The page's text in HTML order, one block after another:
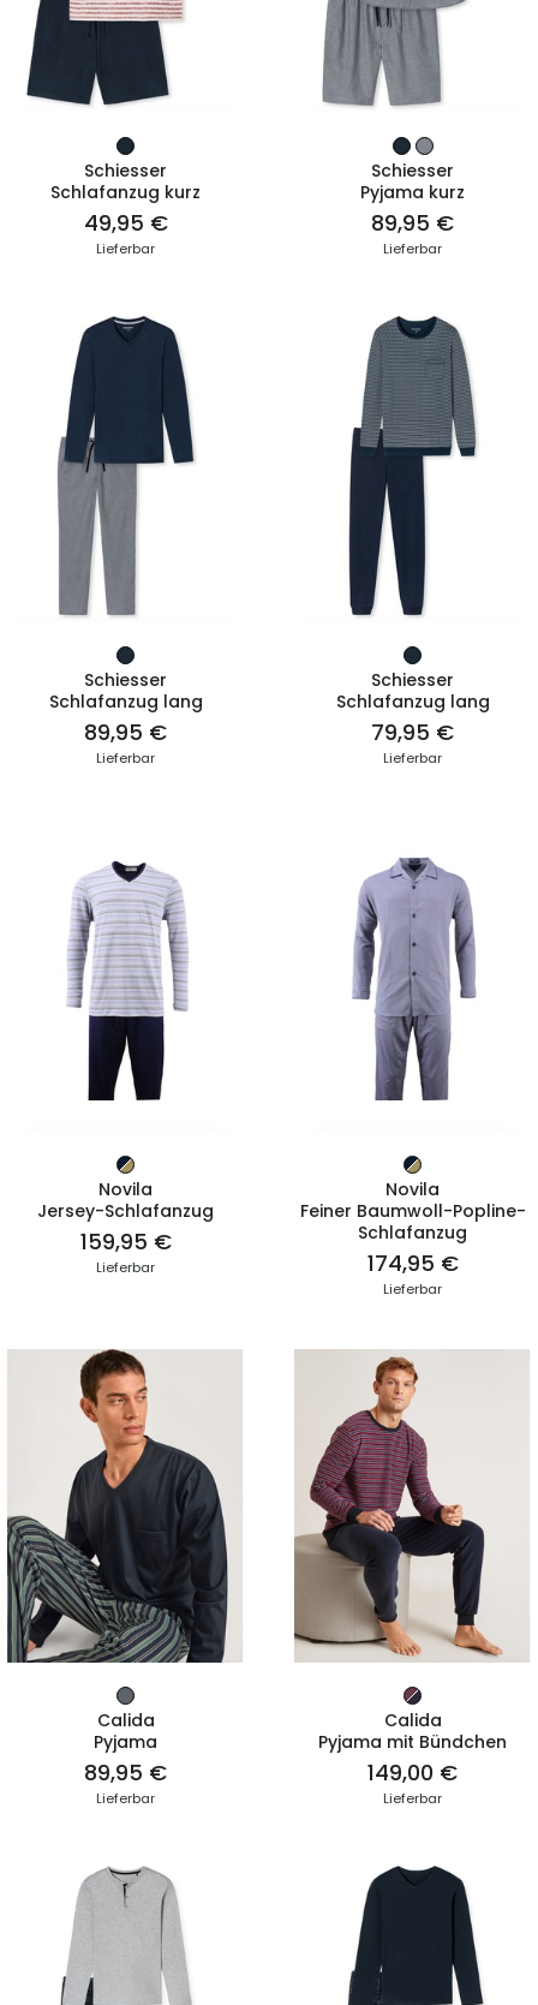
ZUM PRODUKT
Schiesser
Schlafanzug kurz
49,95 €
Lieferbar
ZUM PRODUKT
Schiesser
Pyjama kurz
89,95 €
Lieferbar
ZUM PRODUKT
Schiesser
Schlafanzug lang
89,95 €
Lieferbar
ZUM PRODUKT
Schiesser
Schlafanzug lang
79,95 €
Lieferbar
ZUM PRODUKT
Novila
Jersey-Schlafanzug
159,95 €
Lieferbar
ZUM PRODUKT
Novila
Feiner Baumwoll-Popline-
Schlafanzug
174,95 €
Lieferbar
ZUM PRODUKT
Calida
Pyjama
89,95 €
Lieferbar
ZUM PRODUKT
Calida
Pyjama mit Bündchen
149,00 €
Lieferbar